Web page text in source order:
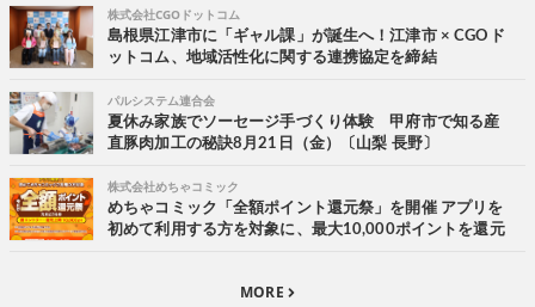
株式会社CGOドットコム
島根県江津市に「ギャル課」が誕生へ！江津市 × CGOド
ットコム、地域活性化に関する連携協定を締結
パルシステム連合会
夏休み家族でソーセージ手づくり体験 甲府市で知る産
直豚肉加工の秘訣8月21日（金）〔山梨 長野〕
株式会社めちゃコミック
めちゃコミック「全額ポイント還元祭」を開催 アプリを
初めて利用する方を対象に、最大10,000ポイントを還元
MORE